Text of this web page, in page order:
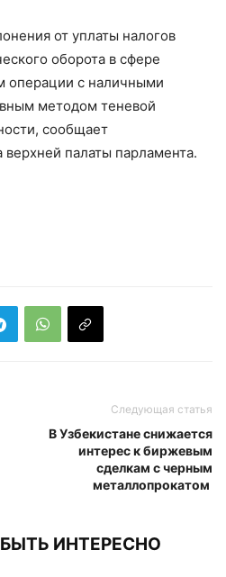
от уплаты налогов
оборота в сфере
операции с наличными
методом теневой
сообщает
палаты парламента.
Следующая статья
В Узбекистане снижается
интерес к биржевым
сделкам с черным
металлопрокатом
ИНТЕРЕСНО